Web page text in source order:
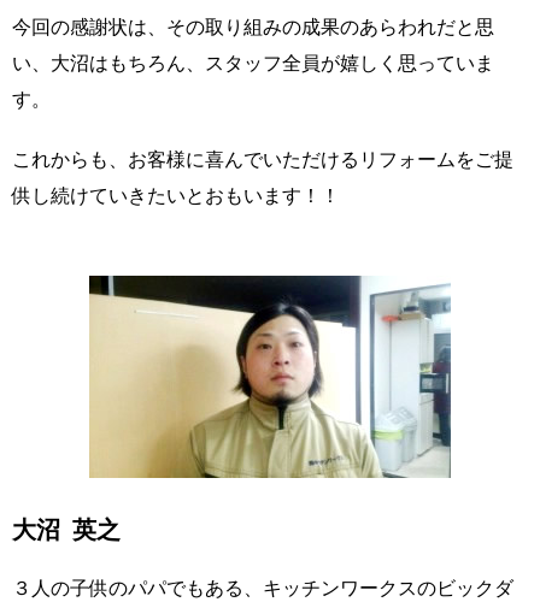
今回の感謝状は、その取り組みの成果のあらわれだと思
い、大沼はもちろん、スタッフ全員が嬉しく思っていま
す。
これからも、お客様に喜んでいただけるリフォームをご提
供し続けていきたいとおもいます！！
大沼 英之
３人の子供のパパでもある、キッチンワークスのビックダ